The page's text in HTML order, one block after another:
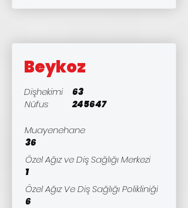
Beykoz
Dişhekimi
63
Nüfus
245647
Muayenehane
36
Özel Ağız ve Diş Sağlığı Merkezi
1
Özel Ağız Ve Diş Sağlığı Polikliniği
6